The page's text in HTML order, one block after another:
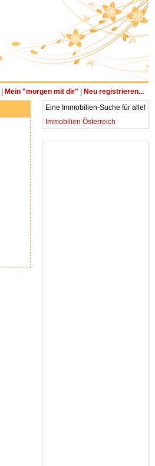
Mein "morgen mit dir" Neu registrieren...
Eine Immobilien-Suche für alle!
Immobilien Österreich